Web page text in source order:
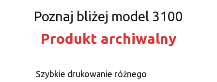
Poznaj bliżej model 3100
Produkt archiwalny
Szybkie drukowanie różnego